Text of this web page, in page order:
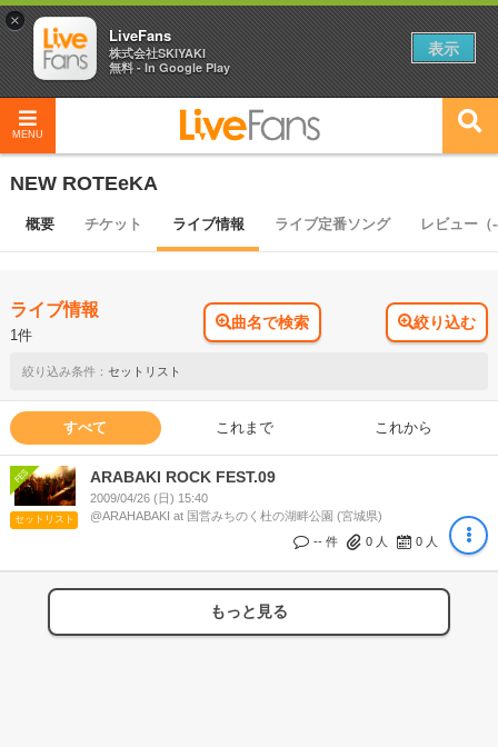
MENU
NEW ROTEeKA
概要 チケット ライブ情報 ライブ定番ソング レビュー（
ライブ情報
1件
曲名で検索 絞り込む
セットリスト
すべて これまで これから
セットリスト
ARABAKI ROCK FEST.09
2009/04/26 (日) 15:40
@ARAHABAKI at 国営みちのく杜の湖畔公園 (宮城県)
-- 件
0 人 0 人
もっと見る
×
LiveFans
株式会社SKIYAKI
無料 - In Google Play
表示